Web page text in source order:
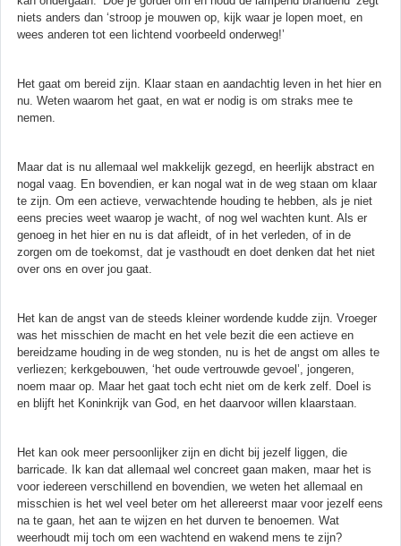
niets anders dan ‘stroop je mouwen op, kijk waar je lopen moet, en
wees anderen tot een lichtend voorbeeld onderweg!’
Het gaat om bereid zijn. Klaar staan en aandachtig leven in het hier en
nu. Weten waarom het gaat, en wat er nodig is om straks mee te
nemen.
Maar dat is nu allemaal wel makkelijk gezegd, en heerlijk abstract en
nogal vaag. En bovendien, er kan nogal wat in de weg staan om klaar
te zijn. Om een actieve, verwachtende houding te hebben, als je niet
eens precies weet waarop je wacht, of nog wel wachten kunt. Als er
genoeg in het hier en nu is dat afleidt, of in het verleden, of in de
zorgen om de toekomst, dat je vasthoudt en doet denken dat het niet
over ons en over jou gaat.
Het kan de angst van de steeds kleiner wordende kudde zijn. Vroeger
was het misschien de macht en het vele bezit die een actieve en
bereidzame houding in de weg stonden, nu is het de angst om alles te
verliezen; kerkgebouwen, ‘het oude vertrouwde gevoel’, jongeren,
noem maar op. Maar het gaat toch echt niet om de kerk zelf. Doel is
en blijft het Koninkrijk van God, en het daarvoor willen klaarstaan.
Het kan ook meer persoonlijker zijn en dicht bij jezelf liggen, die
barricade. Ik kan dat allemaal wel concreet gaan maken, maar het is
voor iedereen verschillend en bovendien, we weten het allemaal en
misschien is het wel veel beter om het allereerst maar voor jezelf eens
na te gaan, het aan te wijzen en het durven te benoemen. Wat
weerhoudt mij toch om een wachtend en wakend mens te zijn?